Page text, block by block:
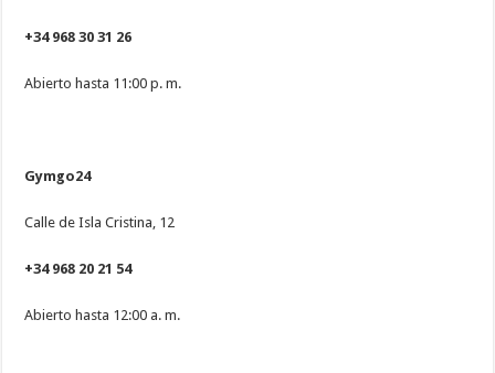
+34 968 30 31 26
Abierto hasta 11:00 p. m.
Gymgo24
Calle de Isla Cristina, 12
+34 968 20 21 54
Abierto hasta 12:00 a. m.